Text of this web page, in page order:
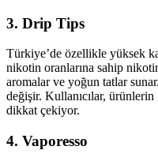
3. Drip Tips
Türkiye’de özellikle yüksek
nikotin oranlarına sahip
aromalar ve yoğun tatlar
değişir. Kullanıcılar,
dikkat çekiyor.
4. Vaporesso